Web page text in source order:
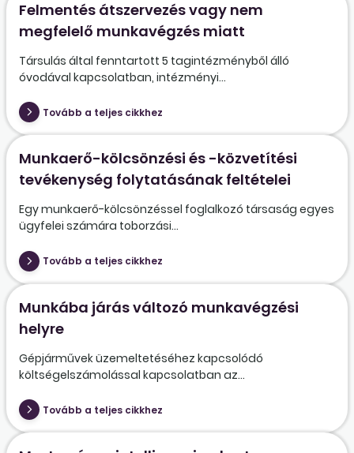
Felmentés átszervezés vagy nem
megfelelő munkavégzés miatt
Társulás által fenntartott 5 tagintézményből álló
óvodával kapcsolatban, intézményi...
Tovább a teljes cikkhez
Munkaerő-kölcsönzési és -közvetítési
tevékenység folytatásának feltételei
Egy munkaerő-kölcsönzéssel foglalkozó társaság egyes
ügyfelei számára toborzási...
Tovább a teljes cikkhez
Munkába járás változó munkavégzési
helyre
Gépjárművek üzemeltetéséhez kapcsolódó
költségelszámolással kapcsolatban az...
Tovább a teljes cikkhez